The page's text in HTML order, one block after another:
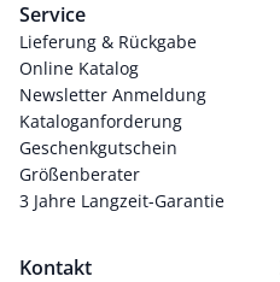
Service
Lieferung & Rückgabe
Online Katalog
Newsletter Anmeldung
Kataloganforderung
Geschenkgutschein
Größenberater
3 Jahre Langzeit-Garantie
Kontakt